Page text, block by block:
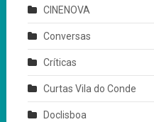
CINENOVA
Conversas
Críticas
Curtas Vila do Conde
Doclisboa